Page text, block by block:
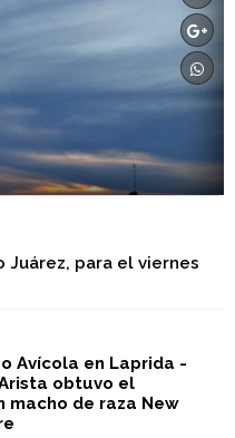
Juárez, para el viernes
Avícola en Laprida -
obtuvo el
macho de raza New